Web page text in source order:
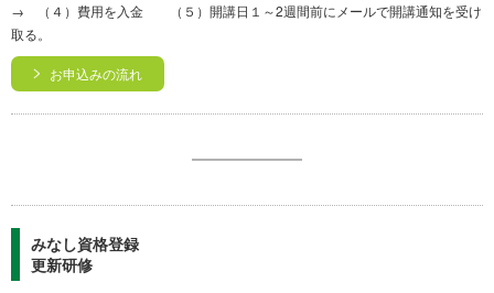
→ （４）費用を入金 （５）開講日１～2週間前にメールで開講通知を受け
取る。
お申込みの流れ
みなし資格登録
更新研修